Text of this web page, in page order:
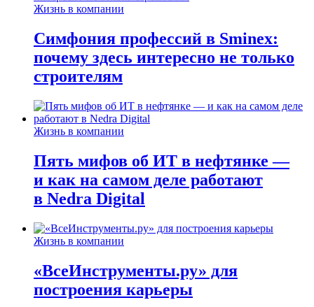
Жизнь в компании
Симфония профессий в Sminex:
почему здесь интересно не только
строителям
Жизнь в компании
Пять мифов об ИТ в нефтянке —
и как на самом деле работают
в Nedra Digital
Жизнь в компании
«ВсеИнструменты.ру» для
построения карьеры